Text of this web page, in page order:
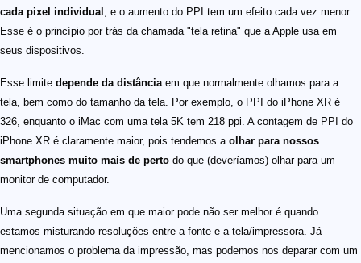
cada pixel individual , e o aumento do PPI tem um efeito cada vez menor.
Esse é o princípio por trás da chamada "tela retina" que a Apple usa em
seus dispositivos.
Esse limite depende da distânciaem que normalmente olhamos para a
tela, bem como do tamanho da tela. Por exemplo, o PPI do iPhone XR é
326, enquanto o iMac com uma tela 5K tem 218 ppi. A contagem de PPI do
iPhone XR é claramente maior, pois tendemos a olhar para nossos
smartphones muito mais de perto do que (deveríamos) olhar para um
monitor de computador.
Uma segunda situação em que maior pode não ser melhor é quando
estamos misturando resoluções entre a fonte e a tela/impressora. Já
mencionamos o problema da impressão, mas podemos nos deparar com um